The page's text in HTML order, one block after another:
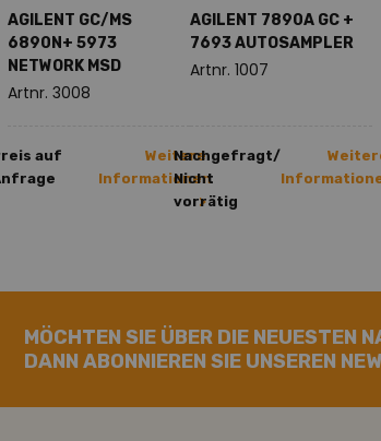
AGILENT GC/MS
6890N+ 5973
NETWORK MSD
Artnr. 3008
auf
Weitere
Informationen
>
AGILENT 7890A GC +
7693 AUTOSAMPLER
Artnr. 1007
Nachgefragt/
Nicht
vorrätig
MÖCHTEN SIE ÜBER DIE NEUESTEN
DANN ABONNIEREN SIE UNSEREN